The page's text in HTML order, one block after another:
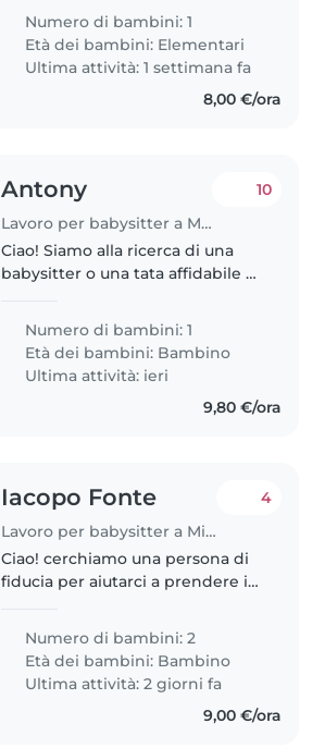
noi due. Purtroppo mi trovo in
un momento di grande difficoltà
lavorando a tempo pieno..
Numero di bambini: 1
Età dei bambini: Elementari
Ultima attività: 1 settimana fa
8,00 €/ora
Antony
Lavoro per babysitter a Milano
10
Ciao! Siamo alla ricerca di una
babysitter o una tata affidabile e
2 anni. È una bimba calma e
affettuosa. Le nostre necessità: -
Orario: Dalle 15:00..
Numero di bambini: 1
Età dei bambini: Bambino
Ultima attività: ieri
9,80 €/ora
Iacopo Fonte
Lavoro per babysitter a Milano
4
Ciao! cerchiamo una persona di
fiducia per aiutarci a prendere i
anni da poco compiuti) e/o stare
con loro a casa nel tardo
pomeriggio/prima serata,..
Numero di bambini: 2
Età dei bambini: Bambino
Ultima attività: 2 giorni fa
9,00 €/ora